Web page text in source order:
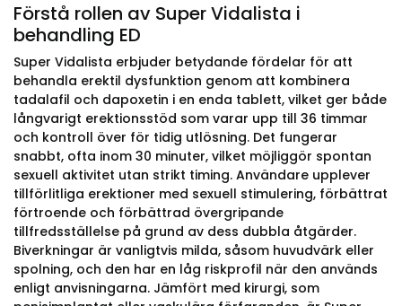
Förstå rollen av Super Vidalista i
behandling ED
Super Vidalista erbjuder betydande fördelar för att
behandla erektil dysfunktion genom att kombinera
tadalafil och dapoxetin i en enda tablett, vilket ger både
långvarigt erektionsstöd som varar upp till 36 timmar
och kontroll över för tidig utlösning. Det fungerar
snabbt, ofta inom 30 minuter, vilket möjliggör spontan
sexuell aktivitet utan strikt timing. Användare upplever
tillförlitliga erektioner med sexuell stimulering, förbättrat
förtroende och förbättrad övergripande
tillfredsställelse på grund av dess dubbla åtgärder.
Biverkningar är vanligtvis milda, såsom huvudvärk eller
spolning, och den har en låg riskprofil när den används
enligt anvisningarna. Jämfört med kirurgi, som